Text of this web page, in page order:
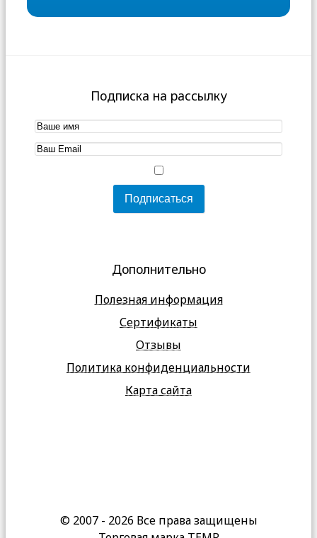
Подписка на рассылку
Дополнительно
Полезная информация
Сертификаты
Отзывы
Политика конфиденциальности
Карта сайта
© 2007 - 2026 Все права защищены